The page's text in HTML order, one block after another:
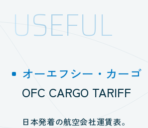
USEFUL
オーエフシー・カー
OFC CARGO TARIFF
日本発着の航空会社運賃表。